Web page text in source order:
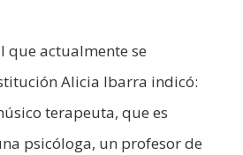
que actualmente se
Alicia Ibarra indicó:
terapeuta, que es
psicóloga, un profesor de